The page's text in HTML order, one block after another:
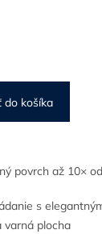
do košíka
povrch až 10×
s
varná plocha